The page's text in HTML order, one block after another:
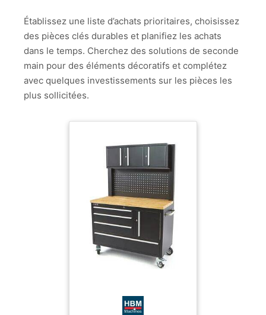
Établissez une liste d’achats prioritaires, choisissez
des pièces clés durables et planifiez les achats
dans le temps. Cherchez des solutions de seconde
main pour des éléments décoratifs et complétez
avec quelques investissements sur les pièces les
plus sollicitées.